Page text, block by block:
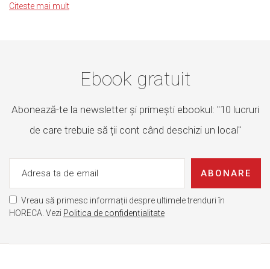
Citeste mai mult
Ebook gratuit
Abonează-te la newsletter și primești ebookul: "10 lucruri
de care trebuie să ții cont când deschizi un local"
ABONARE
Vreau să primesc informații despre ultimele trenduri în
HORECA. Vezi Politica de confidențialitate